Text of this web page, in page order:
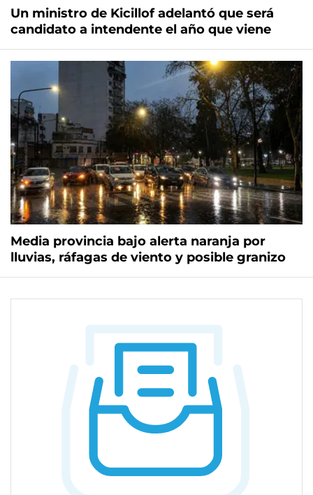
Un ministro de Kicillof adelantó que será
candidato a intendente el año que viene
Media provincia bajo alerta naranja por
lluvias, ráfagas de viento y posible granizo